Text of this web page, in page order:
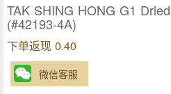
TAK SHING HONG G1
(#42193-4A)
下单返现 0.40
微信客服